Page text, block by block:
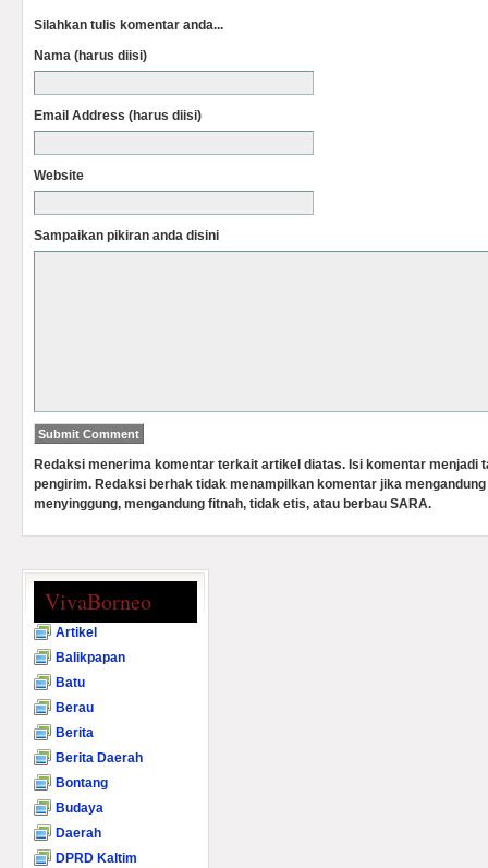
Silahkan tulis komentar anda...
Nama (harus diisi)
Email Address (harus diisi)
Website
Sampaikan pikiran anda disini
Redaksi menerima komentar terkait artikel diatas. Isi komentar menjadi
pengirim. Redaksi berhak tidak menampilkan komentar jika
menyinggung, mengandung fitnah, tidak etis, atau berbau SARA.
VivaBorneo
Artikel
Balikpapan
Batu
Berau
Berita
Berita Daerah
Bontang
Budaya
Daerah
DPRD Kaltim